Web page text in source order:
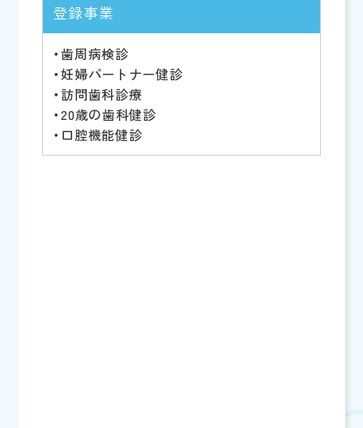
登録事業
・歯周病検診
・妊婦パートナー健診
・訪問歯科診療
・20歳の歯科健診
・口腔機能健診